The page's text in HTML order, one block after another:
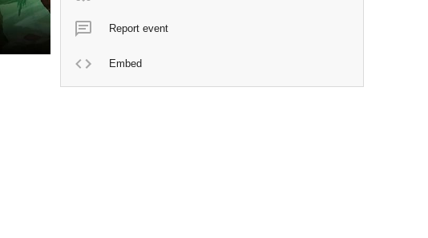
Report event
Embed